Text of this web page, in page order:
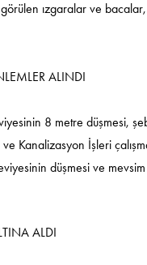
ızgaralar ve
ALINDI
8 metre düşmesi,
Kanalizasyon İşleri
düşmesi ve
ALDI